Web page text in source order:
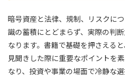
暗号資産と法律、規制、リスクに
識の蓄積にとどまらず、実際の判
なります。書籍で基礎を押さえる
見聞きした際に重要なポイントを
なり、投資や事業の場面で冷静な